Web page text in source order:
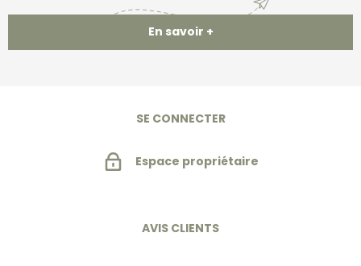
En savoir +
SE CONNECTER
Espace propriétaire
AVIS CLIENTS